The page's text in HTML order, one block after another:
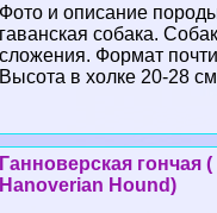
Фото и описание
гаванская собака.
сложения. Формат
Высота в холке 20-28
Ганноверская гончая
Hanoverian Hound)